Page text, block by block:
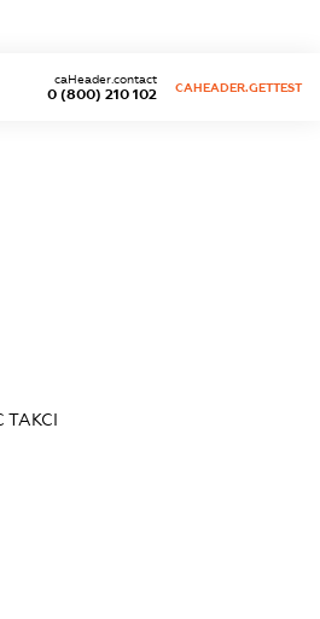
0 (800) 210 102
caHeader.contact
CAHEADER.GETTEST